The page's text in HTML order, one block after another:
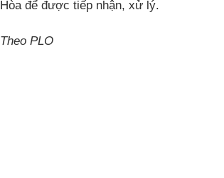
Hòa để được tiếp nhận, xử lý.
Theo PLO